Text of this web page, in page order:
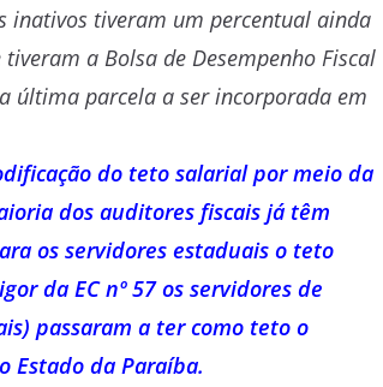
inativos tiveram um percentual ainda
a Bolsa de Desempenho Fiscal
última parcela a ser incorporada em
do teto salarial por meio da
dos auditores fiscais já têm
os servidores estaduais o teto
da EC nº 57 os servidores de
passaram a ter como teto o
Estado da Paraíba.